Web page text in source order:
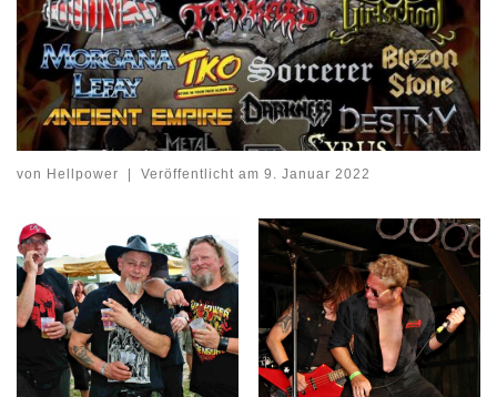
von Hellpower Veröffentlicht am 9. Januar 2022